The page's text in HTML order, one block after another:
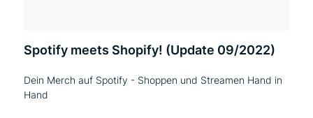
Spotify meets Shopify! (Update 09/2022)
Dein Merch auf Spotify - Shoppen und Streamen Hand in
Hand